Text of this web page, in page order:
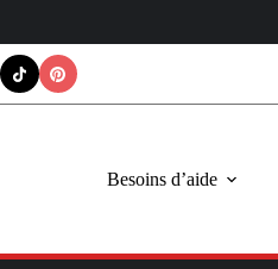
Passer
au
contenu
Besoins d’aide